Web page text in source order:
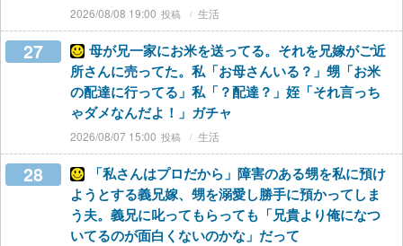
2026/08/08 19:00 生活
27
母が兄一家にお米を送ってる。それを兄嫁がご近
所さんに売ってた。私「お母さんいる？」甥「お米
の配達に行ってる」私「？配達？」姪「それ言っち
ゃダメなんだよ！」ガチャ
2026/08/07 15:00 生活
28
「私さんはプロだから」障害のある甥を私に預け
ようとする義兄嫁、甥を溺愛し勝手に預かってしま
う夫。義兄に叱ってもらっても「兄貴より俺になつ
いてるのが面白くないのかな」だって